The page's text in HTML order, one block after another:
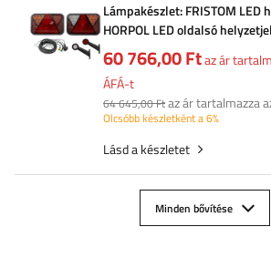
Lámpakészlet: FRISTOM LED
HORPOL LED oldalsó
MANTES 7m 13 tűs kábelköteg
60 766,00 Ftaz ár
ÁFÁ-t
64 645,00 Ftaz ár tartalmazza
Olcsóbb készletként a 6%
Lásd a készletet
Minden bővítése